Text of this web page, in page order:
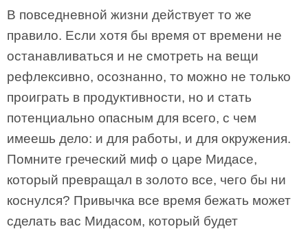
В повседневной жизни действует то же
правило. Если хотя бы время от времени не
останавливаться и не смотреть на вещи
рефлексивно, осознанно, то можно не только
проиграть в продуктивности, но и стать
потенциально опасным для всего, с чем
имеешь дело: и для работы, и для окружения.
Помните греческий миф о царе Мидасе,
который превращал в золото все, чего бы ни
коснулся? Привычка все время бежать может
сделать вас Мидасом, который будет